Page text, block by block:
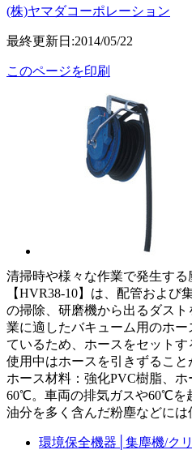
(株)ヤマダコーポレーション
最終更新日:2014/05/22
このページを印刷
清掃時や様々な作業で発生する
【HVR38-10】は、配管および
の掃除、研磨機から出るダス
業に適したバキューム用のホ
ているため、ホースをセットす
使用中はホースを引きずること
ホース材料：強化PVC樹脂、
60℃。車両の排気ガスや60℃を
油分を多く含んだ粉塵などには
環境保全機器 集塵機/ク